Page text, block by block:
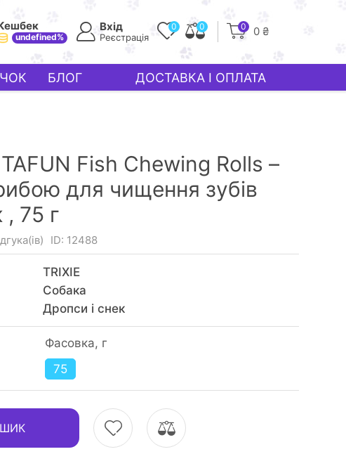
undefined%
Вхід
Реєстрація
0 0 0 0 ₴
БЛОГ ДОСТАВКА І ОПЛАТА
Fish Chewing Rolls –
для чищення зубів
, 75 г
ID: 12488
TRIXIE
Собака
Дропси і снек
Фасовка, г
75